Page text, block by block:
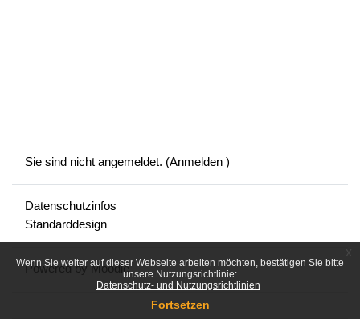
Wenn Sie weiter auf dieser Webseite arbeiten möchten, bestätigen Sie bitte
unsere Nutzungsrichtlinie:
Datenschutz- und Nutzungsrichtlinien
Fortsetzen
x
Sie sind nicht angemeldet. (Anmelden )
Datenschutzinfos
Standarddesign
Powered byMoodle